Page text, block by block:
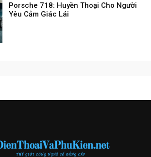
Porsche 718: Huyền Thoại Cho Người
Yêu Cảm Giác Lái